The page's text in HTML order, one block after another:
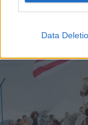
Data